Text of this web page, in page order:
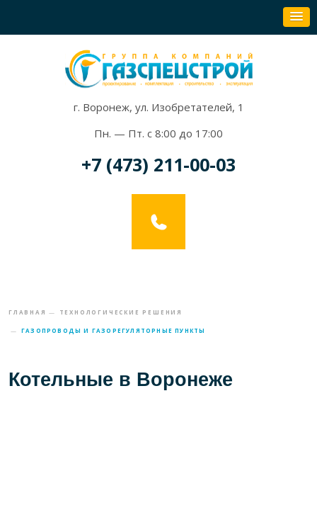
г. Воронеж, ул. Изобретателей, 1
Пн. — Пт. с 8:00 до 17:00
+7 (473) 211-00-03
ГЛАВНАЯ — ТЕХНОЛОГИЧЕСКИЕ РЕШЕНИЯ
— ГАЗОПРОВОДЫ И ГАЗОРЕГУЛЯТОРНЫЕ ПУНКТЫ
Котельные в Воронеже